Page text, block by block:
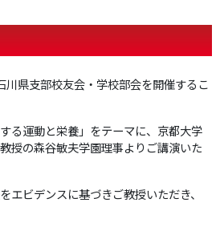
県支部校友会・学校部会を開催するこ
る運動と栄養」をテーマに、京都大学
授の森谷敏夫学園理事よりご講演いた
エビデンスに基づきご教授いただき、